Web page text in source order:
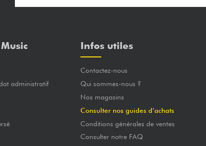
administratif
Infos utiles
Contactez-nous
Qui sommes-nous ?
Nos magasins
Consulter nos guides d’achats
Conditions générales de ventes
Consulter notre FAQ